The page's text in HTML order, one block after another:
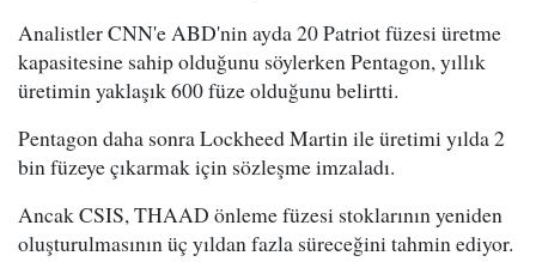
Analistler CNN'e ABD'nin ayda 20 Patriot füzesi üretme
kapasitesine sahip olduğunu söylerken Pentagon, yıllık
üretimin yaklaşık 600 füze olduğunu belirtti.
Pentagon daha sonra Lockheed Martin ile üretimi yılda 2
bin füzeye çıkarmak için sözleşme imzaladı.
Ancak CSIS, THAAD önleme füzesi stoklarının yeniden
oluşturulmasının üç yıldan fazla süreceğini tahmin ediyor.